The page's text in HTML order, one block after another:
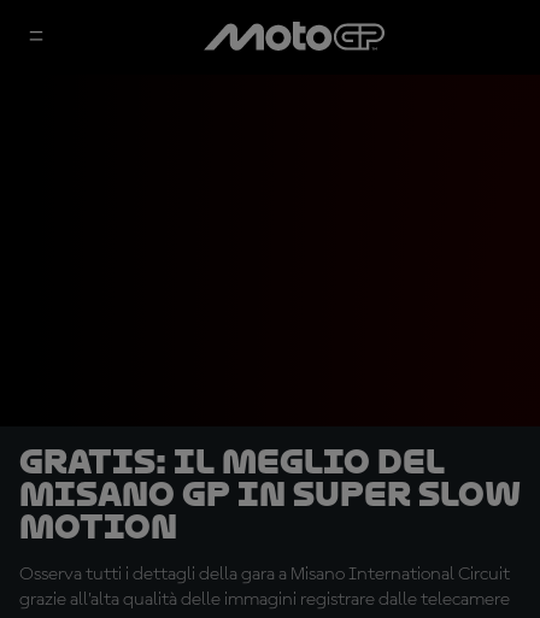
GRATIS: Il meglio del
Misano GP in super slow
motion
Osserva tutti i dettagli della gara a Misano International Circuit
grazie all’alta qualità delle immagini registrare dalle telecamere